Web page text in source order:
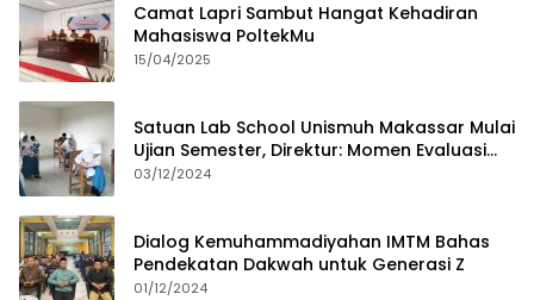
Camat Lapri Sambut Hangat Kehadiran
Mahasiswa PoltekMu
15/04/2025
Satuan Lab School Unismuh Makassar Mulai
Ujian Semester, Direktur: Momen Evaluasi
Proses Pembelajaran
03/12/2024
Dialog Kemuhammadiyahan IMTM Bahas
Pendekatan Dakwah untuk Generasi Z
01/12/2024